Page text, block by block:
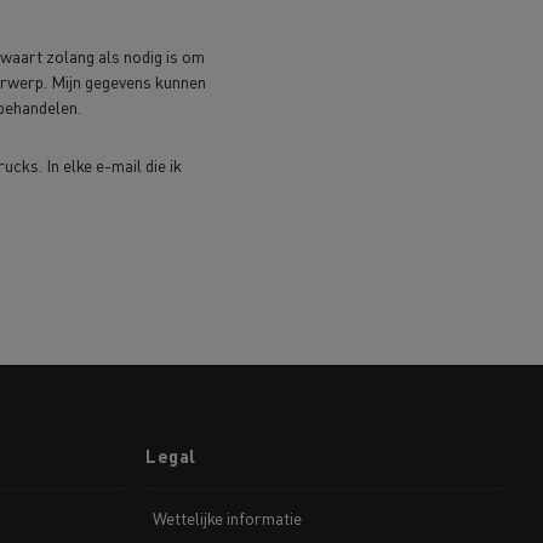
zolang als nodig is om
Mijn gegevens kunnen
In elke e-mail die ik
Legal
Wettelijke informatie